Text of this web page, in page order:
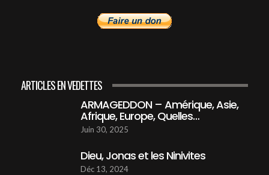
DÉCRET IMPÉRIALE DRAMATIQUE, QUI LE
DÉNONCERA ? LE LIVRE D'ESTHER
45:16
Citoyens Du Ciel
46:37
OLIVIER PELMARD TÉMOIGNE
49:35
ARTICLES EN VEDETTES
ARMAGEDDON – Amérique, Asie,
Afrique, Europe, Quelles…
Juin 30, 2025
Dieu, Jonas et les Ninivites
Déc 13, 2024